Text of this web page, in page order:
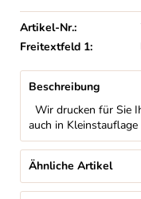
Artikel-Nr.:
Freitextfeld 1:
Beschreibung
Wir drucken für Sie
auch in Kleinstauflage
Ähnliche Artikel